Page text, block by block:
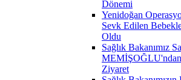
Dönemi
Yenidoğan
Sevk Edilen
Oldu
Sağlık Bakanımız
MEMİŞOĞLU'ndan
Ziyaret